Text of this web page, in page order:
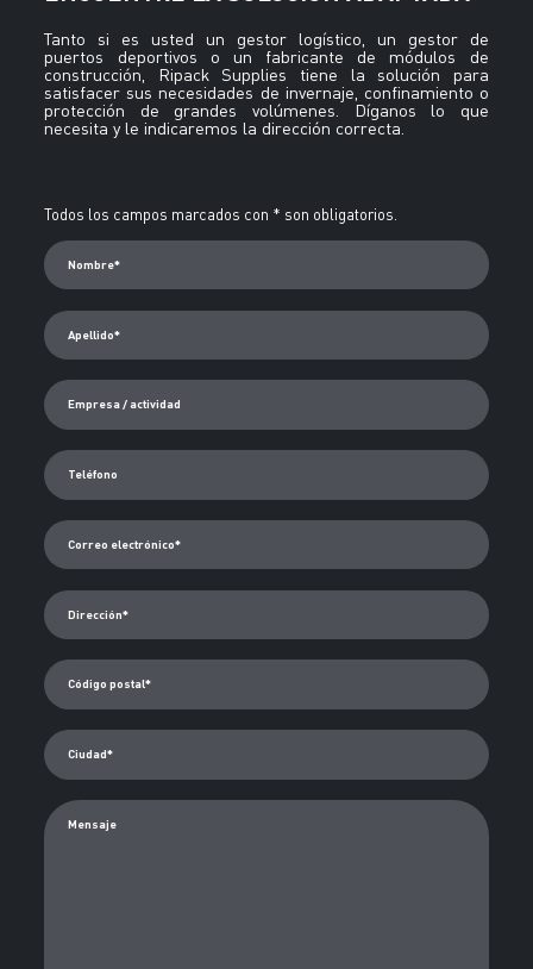
Tanto si es usted un gestor logístico, un gestor de
puertos deportivos o un fabricante de módulos de
construcción, Ripack Supplies tiene la solución para
satisfacer sus necesidades de invernaje, confinamiento o
protección de grandes volúmenes. Díganos lo que
necesita y le indicaremos la dirección correcta.
Todos los campos marcados con * son obligatorios.
Nombre*
Apellido*
Empresa / actividad
Teléfono
Correo electrónico*
Dirección*
Código postal*
Ciudad*
Mensaje
Alternative: